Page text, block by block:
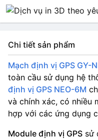
Chi tiết sản phẩm
Mạch định vị GPS GY-
toàn cầu sử dụng hệ
định vị GPS NEO-6M
và chính xác, có nhiều
hợp với các ứng dụng
Module định vị GPS sử